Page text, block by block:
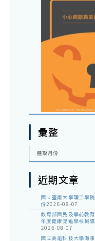
彙整
彙
選取月份
近期文章
國立臺南大學理工學
份2026-08-07
教育部國民及學前教
年度健康促進學校輔
2026-08-07
國立高雄科技大學海